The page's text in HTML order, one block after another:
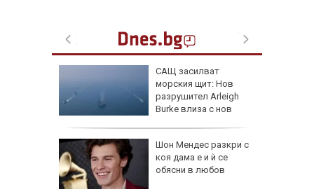
САЩ засилват
морския щит: Нов
разрушител Arleigh
Burke влиза с нов
Шон Мендес разкри с
коя дама е и ѝ се
обясни в любов